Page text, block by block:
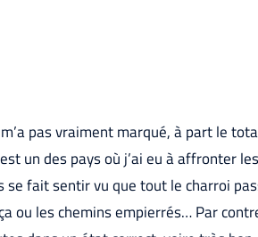
pas vraiment marqué, à part le
un des pays où j’ai eu à affronter
se fait sentir vu que tout le charroi
ou les chemins empierrés… Par